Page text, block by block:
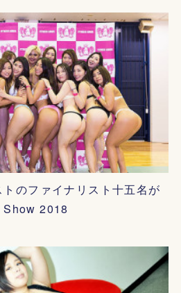
のファイナリスト十五名が
2018